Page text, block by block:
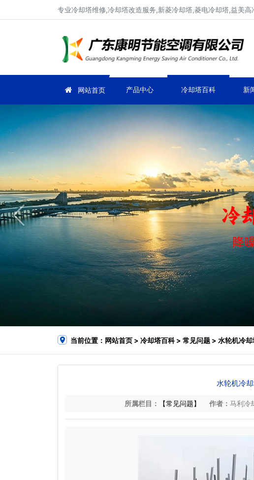
专业冷却塔维修,冷却塔改造服务,新菱冷却塔,菱电冷却塔,益美
网站首页 产品中心 冷却塔百科 新
当前位置： 网站首页 > 冷却塔百科> 常见问题 > 水轮机冷
水轮机冷
所属栏目： 【常见问题】 作者： 马利冷